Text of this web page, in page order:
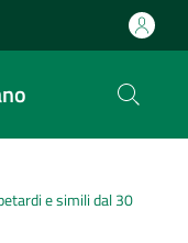
e simili dal 30